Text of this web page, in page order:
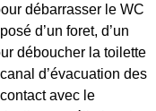
débarrasser le WC
d’un foret, d’un
déboucher la toilette
d’évacuation des
avec le